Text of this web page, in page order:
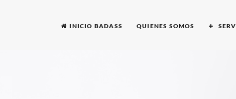
INICIO BADASS QUIENES SOMOS